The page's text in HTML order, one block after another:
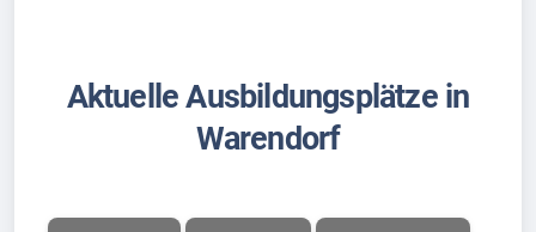
Aktuelle Ausbildungsplätze in
Warendorf